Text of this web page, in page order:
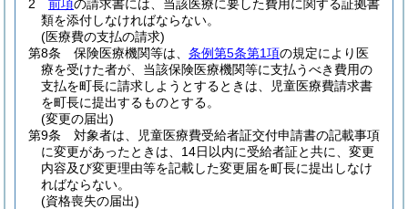
2
前項の請求書には、当該医療に要した費用に関する証拠書
類を添付しなければならない。
(医療費の支払の請求)
第8条
保険医療機関等は、 条例第5条第1項の規定により医
療を受けた者が、当該保険医療機関等に支払うべき費用の
支払を町長に請求しようとするときは、児童医療費請求書
を町長に提出するものとする。
(変更の届出)
第9条
対象者は、児童医療費受給者証交付申請書の記載事項
に変更があったときは、14日以内に受給者証と共に、変更
内容及び変更理由等を記載した変更届を町長に提出しなけ
ればならない。
(資格喪失の届出)